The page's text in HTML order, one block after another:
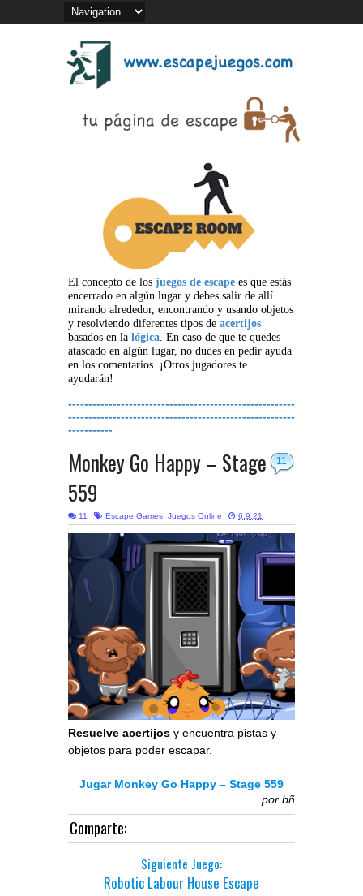
El concepto de los juegos de escape es que estás
encerrado en algún lugar y debes salir de allí
mirando alrededor, encontrando y usando objetos
y resolviendo diferentes tipos de acertijos
basados en la lógica. En caso de que te quedes
atascado en algún lugar, no dudes en pedir ayuda
en los comentarios. ¡Otros jugadores te
ayudarán!
--------------------------------------------------------
--------------------------------------------------------
-----------
11
Monkey Go Happy – Stage
559
11 Escape Games, Juegos Online 6.9.21
Resuelve acertijos y encuentra pistas y
objetos para poder escapar.
Jugar Monkey Go Happy – Stage 559
por bñ
Comparte:
Siguiente Juego:
Robotic Labour House Escape